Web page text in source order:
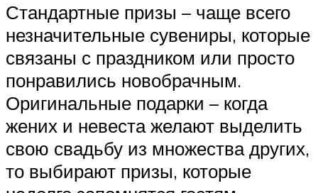
Стандартные призы – чаще всего
незначительные сувениры, которые
связаны с праздником или просто
понравились новобрачным.
Оригинальные подарки – когда
жених и невеста желают выделить
свою свадьбу из множества других,
то выбирают призы, которые